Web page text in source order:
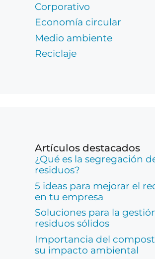
Corporativo
Economía circular
Medio ambiente
Reciclaje
Artículos destacados
¿Qué es la segregación
residuos?
5 ideas para mejorar el
en tu empresa
Soluciones para la
residuos sólidos
Importancia del
su impacto ambiental